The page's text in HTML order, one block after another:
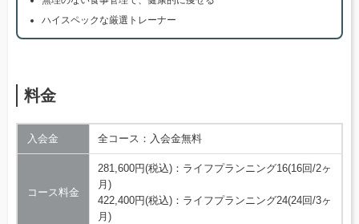
ハイスペックな厳選トレーナー
料金
入会金 全コース：入会金無料
コース料金
281,600円(税込)：ライフプランニング16(16回/2ヶ
月)
422,400円(税込)：ライフプランニング24(24回/3ヶ
月)